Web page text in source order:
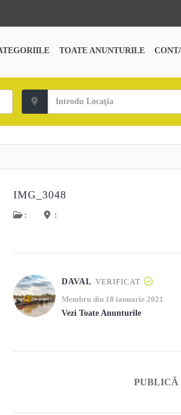
TOATE ANUNTURILE
IMG_3048
: :
DAVAL VERIFICAT
Membru din 18 ianuarie 2021
Vezi Toate Anunturile
PUBLICĂ